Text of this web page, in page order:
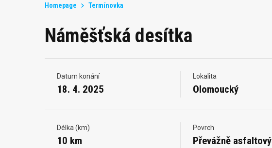
Homepage Termínovka
Náměšťská desítka
Datum konání
18. 4. 2025
Lokalita
Olomoucký
Délka (km)
10 km
Povrch
Převážně asfaltový